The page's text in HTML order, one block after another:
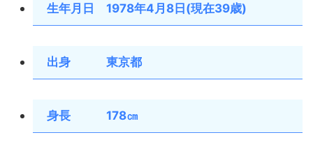
生年月日 1978年4月8日(現在39歳)
出身 東京都
身長 178㎝